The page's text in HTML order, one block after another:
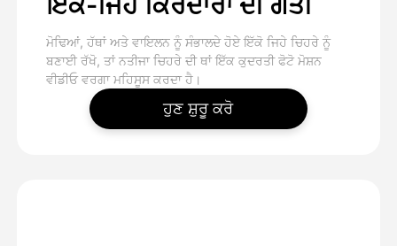
ਮੋਢਿਆਂ, ਹੱਥਾਂ ਅਤੇ ਵਾਇਲਨ ਨੂੰ ਸੰਭਾਲਦੇ ਹੋਏ ਇੱਕੋ ਜਿਹੇ ਚਿਹਰੇ ਨੂੰ
ਬਣਾਈ ਰੱਖੋ, ਤਾਂ ਨਤੀਜਾ ਚਿਹਰੇ ਦੀ ਥਾਂ ਇੱਕ ਕੁਦਰਤੀ ਫੋਟੋ ਮੋਸ਼ਨ
ਵੀਡੀਓ ਵਰਗਾ ਮਹਿਸੂਸ ਕਰਦਾ ਹੈ।
ਹੁਣ ਸ਼ੁਰੂ ਕਰੋ